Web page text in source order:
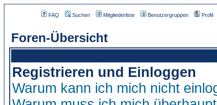
FAQ Suchen Mitgliederliste Benutzergruppen Profil
Foren-Übersicht
Registrieren und Einloggen
Warum kann ich mich nicht